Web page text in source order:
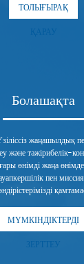
ТОЛЫҒЫРАҚ
ҚАРАУ
Болашақта
жаңашылдық
және тәжірибелік-
өнімді жаңа
пен
МҮМКІНДІКТЕРДІ
ЗЕРТТЕУ